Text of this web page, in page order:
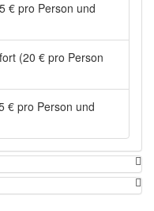
€ pro Person und
(20 € pro Person
€ pro Person und